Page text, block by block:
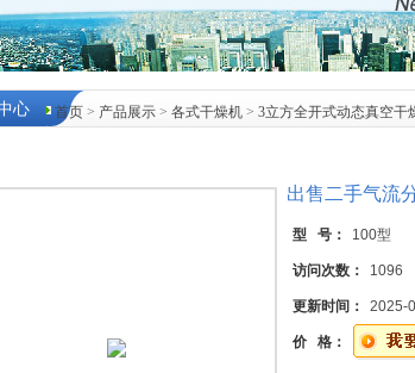
首页 > 产品展示 > 各式干燥机 > 3立方全开式动态真空干
心
出售二手气流
型 号： 100型
访问次数： 1096
更新时间： 2025-
价 格：